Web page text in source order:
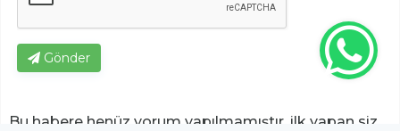
Gönder
Bu habere henüz yorum yapılmamıştır, ilk yapan siz